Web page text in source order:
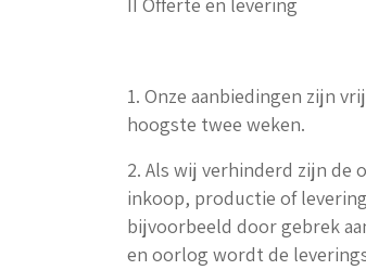
1. Onze aanbiedingen zijn
hoogste twee weken.
2. Als wij verhinderd zijn de
inkoop, productie of
bijvoorbeeld door gebrek
en oorlog wordt de